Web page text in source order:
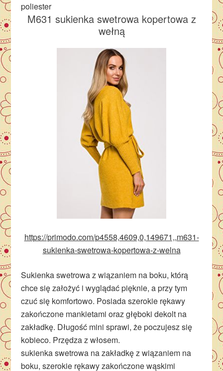
poliester
M631 sukienka swetrowa kopertowa z
wełną
https://primodo.com/p4558,4609,0,149671,,m631-
sukienka-swetrowa-kopertowa-z-welna
Sukienka swetrowa z wiązaniem na boku, którą
chce się założyć i wyglądać pięknie, a przy tym
czuć się komfortowo. Posiada szerokie rękawy
zakończone mankietami oraz głęboki dekolt na
zakładkę. Długość mini sprawi, że poczujesz się
kobieco. Przędza z włosem.
sukienka swetrowa na zakładkę z wiązaniem na
boku, szerokie rękawy zakończone wąskimi